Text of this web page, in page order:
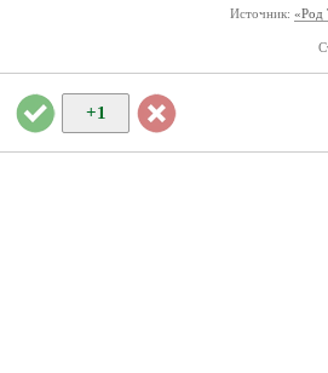
Источник: «Род
+1